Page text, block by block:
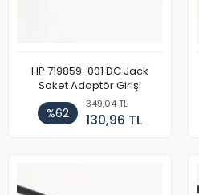
HP 719859-001 DC Jack
Soket Adaptör Girişi
%62
349,04 TL
130,96 TL